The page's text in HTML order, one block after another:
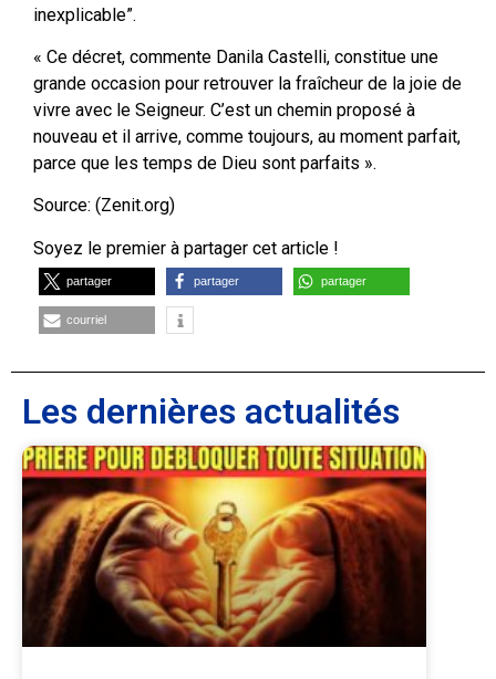
inexplicable”.
« Ce décret, commente Danila Castelli, constitue une
grande occasion pour retrouver la fraîcheur de la joie de
vivre avec le Seigneur. C’est un chemin proposé à
nouveau et il arrive, comme toujours, au moment parfait,
parce que les temps de Dieu sont parfaits ».
Source: (Zenit.org)
Soyez le premier à partager cet article !
partager partager partager
courriel
Les dernières actualités